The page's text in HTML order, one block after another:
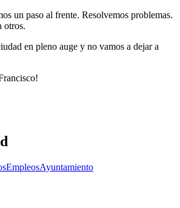
un paso al frente. Resolvemos problemas.
otros.
en pleno auge y no vamos a dejar a
EmpleosAyuntamiento